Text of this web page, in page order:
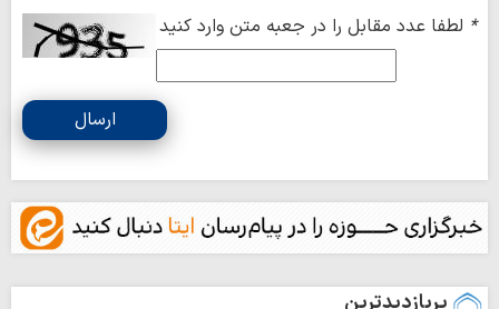
* لطفا عدد مقابل را در جعبه متن وارد کنید
ارسال